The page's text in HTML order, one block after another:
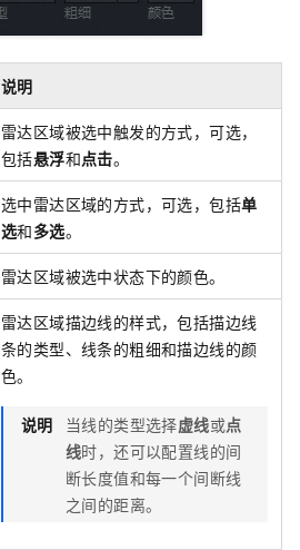
说明
雷达区域被选中触发的方式，可选，
包括悬浮和点击。
选中雷达区域的方式，可选，包括单
选和多选。
雷达区域被选中状态下的颜色。
雷达区域描边线的样式，包括描边线
条的类型、线条的粗细和描边线的颜
色。
说明 当线的类型选择虚线或点
线时，还可以配置线的间
断长度值和每一个间断线
之间的距离。